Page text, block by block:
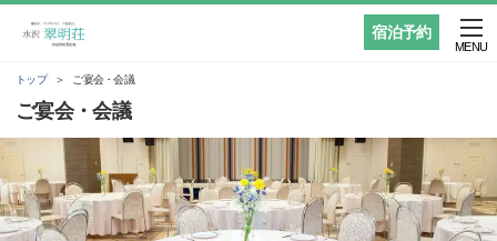
宿泊予約
MENU
トップ ご宴会・会議
ご宴会・会議